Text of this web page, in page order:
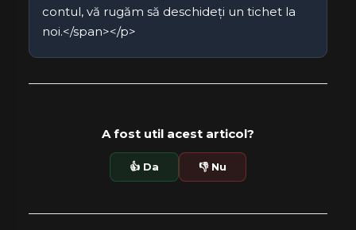
contul, vă rugăm să deschideți un tichet la
noi.</span></p>
A fost util acest articol?
👍 Da 👎 Nu